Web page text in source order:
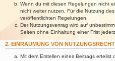
Wenn du mit diesen Regelungen nicht
nicht weiter nutzen. Für die Nutzung
veröffentlichten Regelungen.
Der Nutzungsvertrag wird auf
Seiten ohne Einhaltung einer Frist
2. EINRÄUMUNG VON
Mit dem Erstellen eines Beitrags erteilst